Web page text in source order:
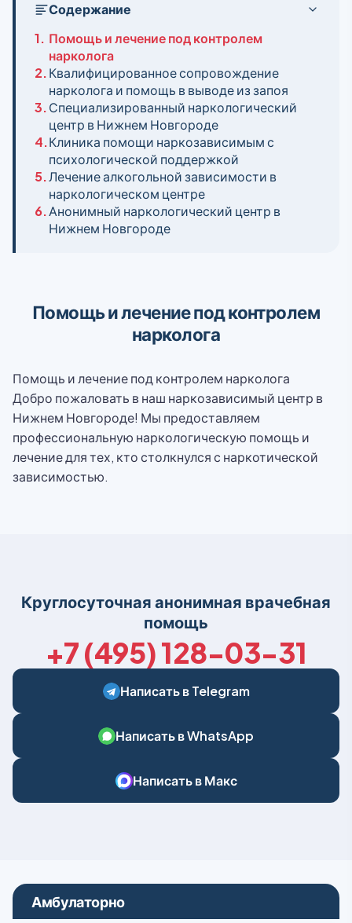
Содержание
1. Помощь и лечение под контролем
нарколога
2.Квалифицированное сопровождение
нарколога и помощь в выводе из запоя
3.Специализированный наркологический
центр в Нижнем Новгороде
4.Клиника помощи наркозависимым с
психологической поддержкой
5.Лечение алкогольной зависимости в
наркологическом центре
6.Анонимный наркологический центр в
Нижнем Новгороде
Помощь и лечение под контролем
нарколога
Помощь и лечение под контролем нарколога
Добро пожаловать в наш наркозависимый центр в
Нижнем Новгороде! Мы предоставляем
профессиональную наркологическую помощь и
лечение для тех, кто столкнулся с наркотической
зависимостью.
Круглосуточная анонимная врачебная
помощь
+7 (495) 128-03-31
Написать в Telegram
Написать в WhatsApp
Написать в Макс
Амбулаторно